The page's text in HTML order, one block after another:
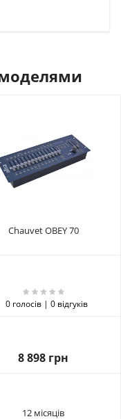
Chauvet OBEY 70
0 голосів | 0 відгуків
8 898 грн
12 місяців